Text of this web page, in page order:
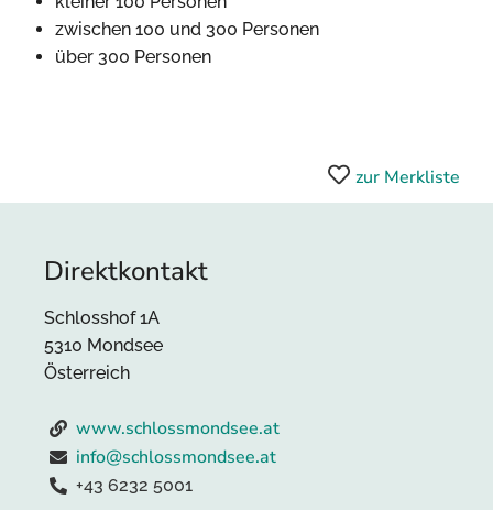
zwischen 100 und 300 Personen
über 300 Personen
zur Merkliste
Direktkontakt
Schlosshof 1A
5310 Mondsee
Österreich
www.schlossmondsee.at
info@schlossmondsee.at
+43 6232 5001